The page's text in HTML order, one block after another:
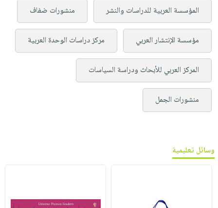
المؤسسة العربية للدراسات والنشر منشورات ضفاف
مؤسسة الإنتشار العربي مركز دراسات الوحدة العربية
المركز العربي للأبحاث ودراسة السياسات
منشورات الجمل
وسائل تعليمية